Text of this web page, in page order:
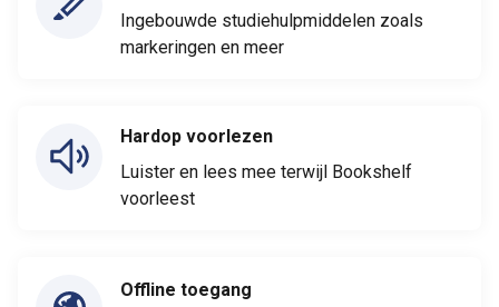
Ingebouwde studiehulpmiddelen zoals
markeringen en meer
Hardop voorlezen
Luister en lees mee terwijl Bookshelf
voorleest
Offline toegang